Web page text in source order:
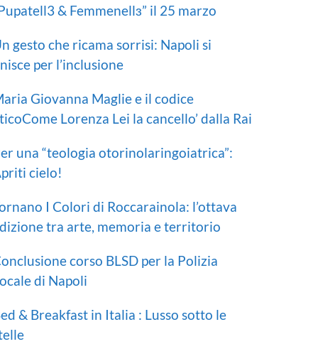
& Femmenellɜ” il 25 marzo
gesto che ricama sorrisi: Napoli si
per l’inclusione
Giovanna Maglie e il codice
Lorenza Lei la cancello’ dalla Rai
una “teologia otorinolaringoiatrica”:
cielo!
I Colori di Roccarainola: l’ottava
tra arte, memoria e territorio
corso BLSD per la Polizia
di Napoli
& Breakfast in Italia : Lusso sotto le